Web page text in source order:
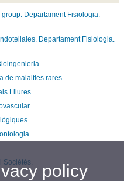
Departament Fisiologia.
Departament Fisiologia.
de malalties rares.
Lliures.
Sociétés.
policy